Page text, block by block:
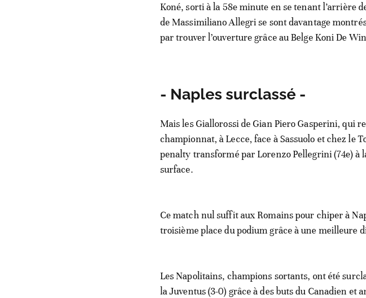
Koné, sorti à la 58e minute en se tenant l’arrière
de Massimiliano Allegri se sont davantage
par trouver l’ouverture grâce au Belge Koni De
- Naples surclassé -
Mais les Giallorossi de Gian Piero Gasperini, qui
championnat, à Lecce, face à Sassuolo et chez le
penalty transformé par Lorenzo Pellegrini (74e) à
surface.
Ce match nul suffit aux Romains pour chiper à
troisième place du podium grâce à une meilleure
Les Napolitains, champions sortants, ont été
la Juventus (3-0) grâce à des buts du Canadien et